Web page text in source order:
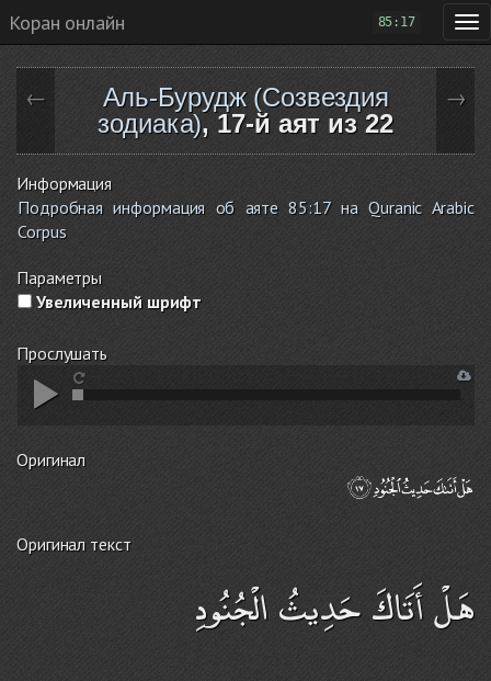
Коран онлайн 85:17
←
Аль-Бурудж (Созвездия
зодиака), 17-й аят из 22
→
Информация
Подробная информация об аяте 85:17 на Quranic Arabic
Corpus
Параметры
Увеличенный шрифт
Прослушать
Оригинал
Оригинал текст
هَلْ أَتَاكَ حَدِيثُ الْجُنُودِ